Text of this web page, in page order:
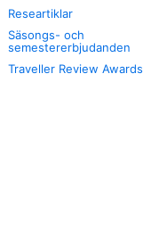
Researtiklar
Säsongs- och
semestererbjudanden
Traveller Review Awards